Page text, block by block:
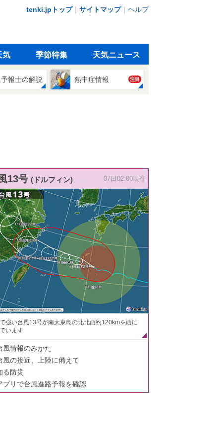
tenki.jpトップ｜ サイトマップ｜ ヘルプ
気 季節特集 天気ニュース
報士の解説 熱中症情報 注目
13号 (ドルフィン) 07日02:00現在
強い台風13号が南大東島の北北西約120kmを西に
います
風情報のみかた
風の接近、上陸に備えて
る防災
プリで台風進路予報を確認